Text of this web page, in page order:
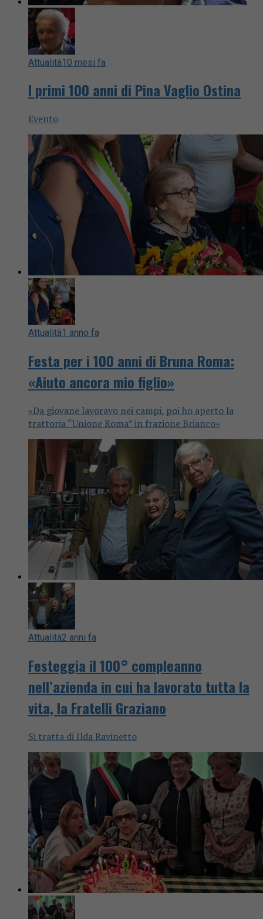
Attualità10 mesi fa
I primi 100 anni di Pina Vaglio Ostina
Evento
Attualità1 anno fa
Festa per i 100 anni di Bruna Roma:
«Aiuto ancora mio figlio»
«Da giovane lavoravo nei campi, poi ho aperto la
trattoria “Unione Roma” in frazione Brianco»
Attualità2 anni fa
Festeggia il 100° compleanno
nell’azienda in cui ha lavorato tutta la
vita, la Fratelli Graziano
Si tratta di Ilda Ravinetto